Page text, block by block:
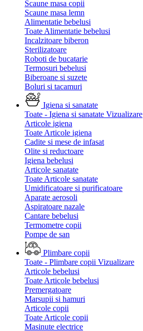
Scaune masa copii
Scaune masa lemn
Alimentatie bebelusi
Toate Alimentatie bebelusi
Incalzitoare biberon
Sterilizatoare
Roboti de bucatarie
Termosuri bebelusi
Biberoane si suzete
Boluri si tacamuri
Igiena si sanatate
Toate - Igiena si sanatate Vizualizare
Articole igiena
Toate Articole igiena
Cadite si mese de infasat
Olite si reductoare
Igiena bebelusi
Articole sanatate
Toate Articole sanatate
Umidificatoare si purificatoare
Aparate aerosoli
Aspiratoare nazale
Cantare bebelusi
Termometre copii
Pompe de san
Plimbare copii
Toate - Plimbare copii Vizualizare
Articole bebelusi
Toate Articole bebelusi
Premergatoare
Marsupii si hamuri
Articole copii
Toate Articole copii
Masinute electrice